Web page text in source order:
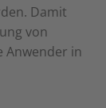
Damit
von
Anwender in